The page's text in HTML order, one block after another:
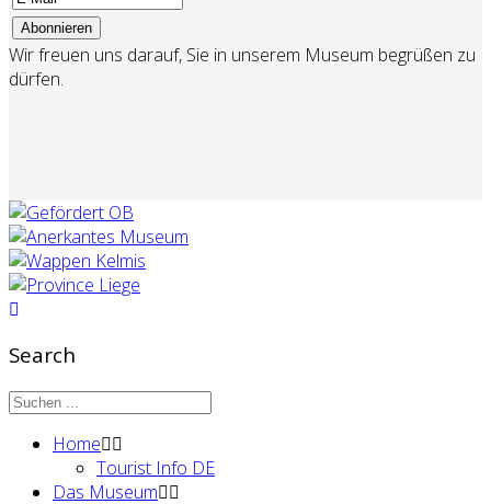
Wir freuen uns darauf, Sie in unserem Museum begrüßen zu
dürfen.
Search
Home
Tourist Info DE
Das Museum